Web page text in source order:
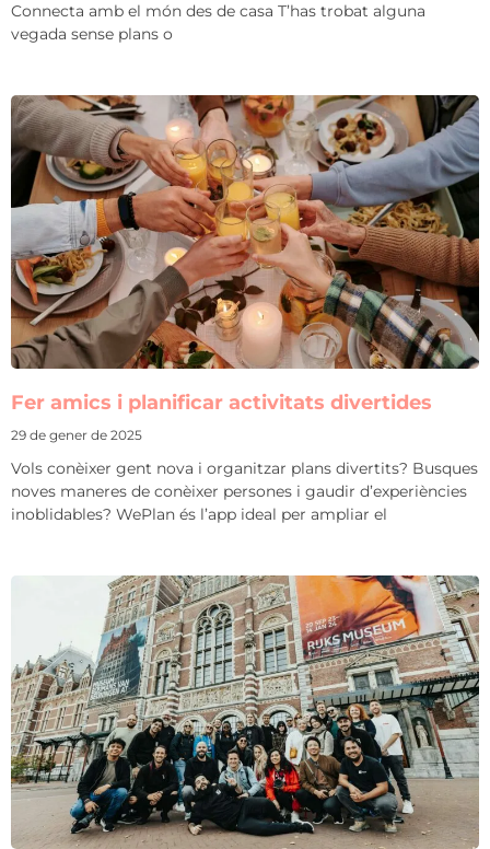
Connecta amb el món des de casa T’has trobat alguna
vegada sense plans o
Fer amics i planificar activitats divertides
29 de gener de 2025
Vols conèixer gent nova i organitzar plans divertits? Busques
noves maneres de conèixer persones i gaudir d’experiències
inoblidables? WePlan és l’app ideal per ampliar el